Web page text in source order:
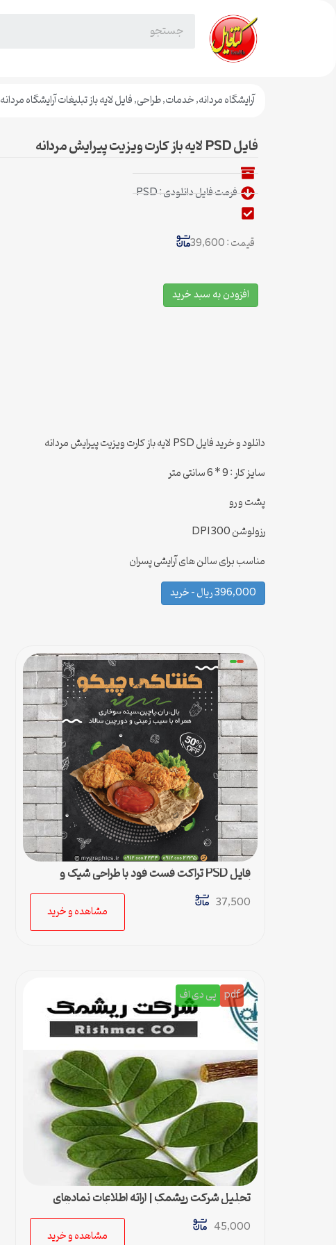
آرایشگاه مردانه,خدمات,طراحی,فایل لایه باز تبلیغات آرایشگاه مردانه
فایل PSD لایه باز کارت ویزیت پیرایش مردانه
فرمت فایل دانلودی : PSD
قیمت : 39,600
افزودن به سبد خرید
دانلود و خرید فایل PSD لایه باز کارت ویزیت پیرایش مردانه
سایز کار : 9 * 6 سانتی متر
پشت و رو
رزولوشن 300 DPI
مناسب برای سالن های آرایشی پسران
396,000 ریال – خرید
فایل PSD تراکت فست فود با طراحی شیک و
لاکچری
37,500
مشاهده و خرید
pdf پی دی اف
تحلیل شرکت ریشمک | ارائه اطلاعات نمادهای
مناسب بدست آمده با رویکرد تحیلی تکنیکال
45,000
مشاهده و خرید